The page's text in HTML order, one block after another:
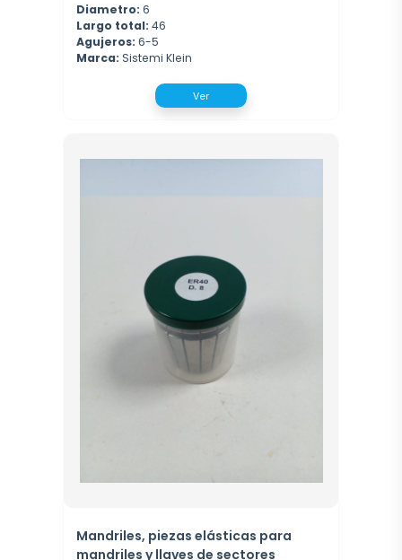
Diametro: 6
Largo total: 46
Agujeros: 6-5
Marca: Sistemi Klein
Ver
Mandriles, piezas elásticas para
mandriles y llaves de sectores